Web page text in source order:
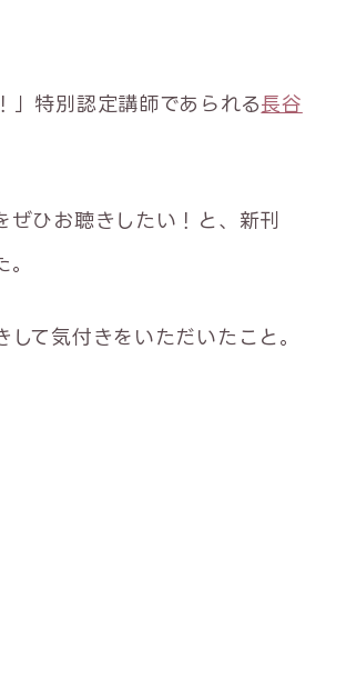
」特別認定講師であられる長谷
ひお聴きしたい！と、新刊
て気付きをいただいたこと。